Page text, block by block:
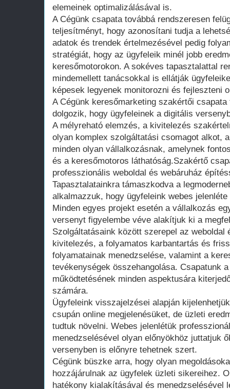
elemeinek optimalizálásával is.
A Cégünk csapata továbbá rendszeresen
teljesítményt, hogy azonosítani tudja a
adatok és trendek értelmezésével pedig
stratégiát, hogy az ügyfeleik minél jobb
keresőmotorokon. A sokéves tapasztalattal
mindemellett tanácsokkal is ellátják
képesek legyenek monitorozni és fejleszteni
A Cégünk keresőmarketing szakértői
dolgozik, hogy ügyfeleinek a digitális
A mélyreható elemzés, a kivitelezés
olyan komplex szolgáltatási csomagot alkot,
minden olyan vállalkozásnak, amelynek
és a keresőmotoros láthatóság.Szakértő
professzionális weboldal és webáruház
Tapasztalatainkra támaszkodva a
alkalmazzuk, hogy ügyfeleink webes
Minden egyes projekt esetén a vállalkozás
versenyt figyelembe véve alakítjuk ki a
Szolgáltatásaink között szerepel az weboldal
kivitelezés, a folyamatos karbantartás és
folyamatainak menedzselése, valamint a
tevékenységek összehangolása. Csapatunk
működtetésének minden aspektusára
számára.
Ügyfeleink visszajelzései alapján
csupán online megjelenésüket, de üzleti
tudtuk növelni. Webes jelenlétük
menedzselésével olyan előnyökhöz juttatjuk
versenyben is előnyre tehetnek szert.
Cégünk büszke arra, hogy olyan
hozzájárulnak az ügyfelek üzleti sikereihez.
hatékony kialakításával és menedzselésével